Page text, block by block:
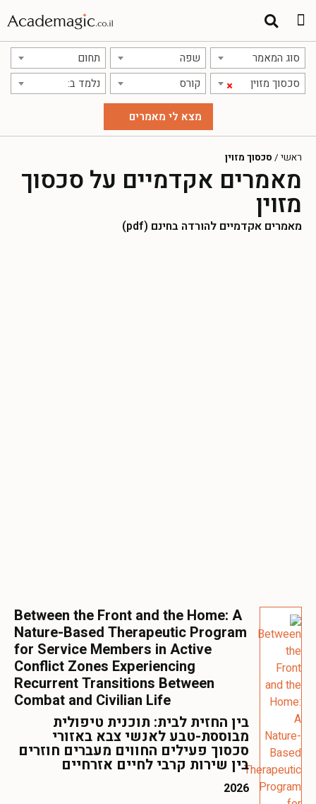
סוג המאמר שפה תחום
× סכסוך מזוין קורס נלמד ב:
ראשי / סכסוך מזוין
מאמרים אקדמיים על סכסוך
מזוין
מאמרים אקדמיים להורדה בחינם (pdf)
Between the Front and the Home: A
Nature-Based Therapeutic Program
for Service Members in Active
Conflict Zones Experiencing
Recurrent Transitions Between
Combat and Civilian Life
בין החזית לבית: תוכנית טיפולית
מבוססת-טבע לאנשי צבא באזורי
סכסוך פעילים החווים מעברים חוזרים
בין שירות קרבי לחיים אזרחיים
2026